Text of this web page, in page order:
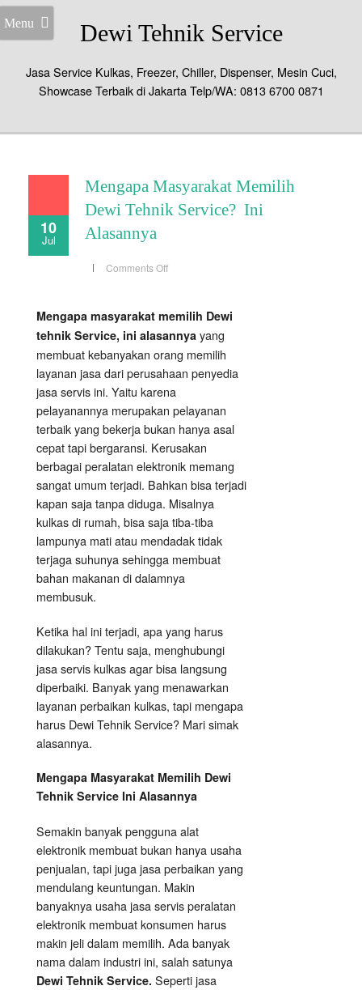
Menu Dewi Tehnik Service
Jasa Service Kulkas, Freezer, Chiller, Dispenser, Mesin Cuci,
Showcase Terbaik di Jakarta Telp/WA: 0813 6700 0871
10
Jul
Mengapa Masyarakat Memilih
Dewi Tehnik Service? Ini
Alasannya
Comments Offon
Tehnik
Service?
Ini
Alasannya
Mengapa masyarakat memilih Dewi
tehnik Service, ini alasannya yang
membuat kebanyakan orang memilih
layanan jasa dari perusahaan penyedia
jasa servis ini. Yaitu karena
pelayanannya merupakan pelayanan
terbaik yang bekerja bukan hanya asal
cepat tapi bergaransi. Kerusakan
berbagai peralatan elektronik memang
sangat umum terjadi. Bahkan bisa terjadi
kapan saja tanpa diduga. Misalnya
kulkas di rumah, bisa saja tiba-tiba
lampunya mati atau mendadak tidak
terjaga suhunya sehingga membuat
bahan makanan di dalamnya
membusuk.
Ketika hal ini terjadi, apa yang harus
dilakukan? Tentu saja, menghubungi
jasa servis kulkas agar bisa langsung
diperbaiki. Banyak yang menawarkan
layanan perbaikan kulkas, tapi mengapa
harus Dewi Tehnik Service? Mari simak
alasannya.
Mengapa Masyarakat Memilih Dewi
Tehnik Service Ini Alasannya
Semakin banyak pengguna alat
elektronik membuat bukan hanya usaha
penjualan, tapi juga jasa perbaikan yang
mendulang keuntungan. Makin
banyaknya usaha jasa servis peralatan
elektronik membuat konsumen harus
makin jeli dalam memilih. Ada banyak
nama dalam industri ini, salah satunya
Dewi Tehnik Service. Seperti jasa